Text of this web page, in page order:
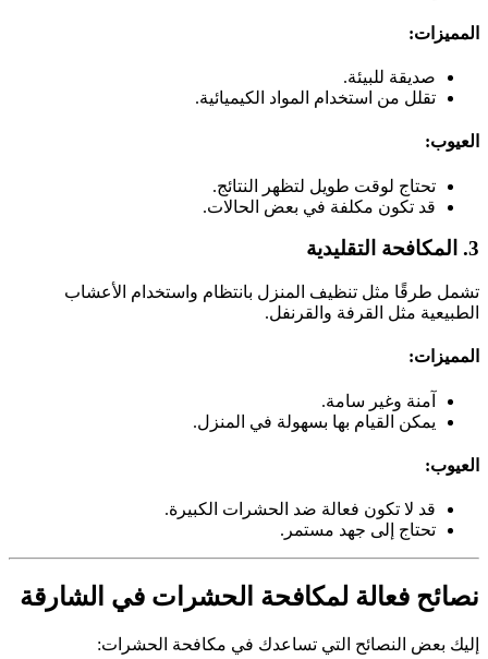
المميزات:
صديقة للبيئة.
تقلل من استخدام المواد الكيميائية.
العيوب:
تحتاج لوقت طويل لتظهر النتائج.
قد تكون مكلفة في بعض الحالات.
3. المكافحة التقليدية
تشمل طرقًا مثل تنظيف المنزل بانتظام واستخدام الأعشاب
الطبيعية مثل القرفة والقرنفل.
المميزات:
آمنة وغير سامة.
يمكن القيام بها بسهولة في المنزل.
العيوب:
قد لا تكون فعالة ضد الحشرات الكبيرة.
تحتاج إلى جهد مستمر.
نصائح فعالة لمكافحة الحشرات في الشارقة
إليك بعض النصائح التي تساعدك في مكافحة الحشرات: